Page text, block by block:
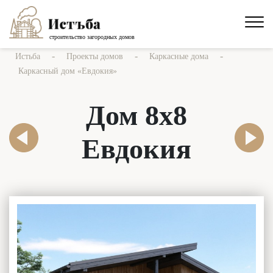
строительство загородных домов
Истьба - Проекты домов - Каркасные дома -
Каркасный дом «Евдокия»
Дом 8х8
Евдокия